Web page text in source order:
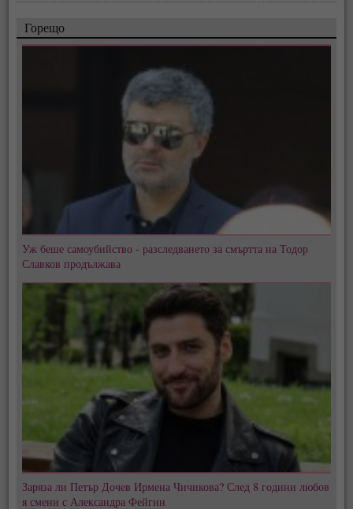
Горещо
Уж беше самоубийство - разследването за смъртта на Тодор
Славков продължава
Заряза ли Петър Дочев Ирмена Чичикова? След 8 години любов
я смени с Александра Фейгин